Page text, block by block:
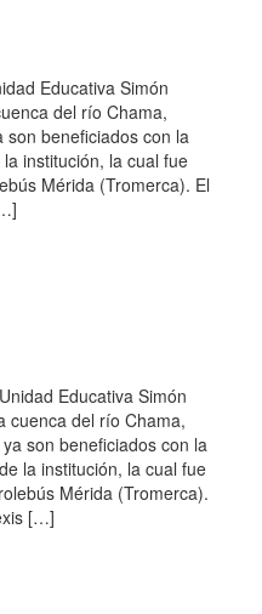
Educativa Simón
del río Chama,
son beneficiados con la
institución, la cual fue
Mérida (Tromerca). El
Educativa Simón
cuenca del río Chama,
son beneficiados con la
la institución, la cual fue
Mérida (Tromerca).
[…]